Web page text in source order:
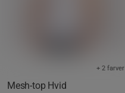
Mesh-top Hvid
+ 2 farver